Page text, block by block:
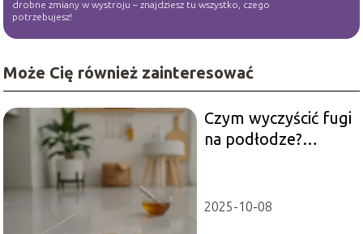
drobne zmiany w wystroju – znajdziesz tu wszystko, czego
potrzebujesz!
Może Cię również zainteresować
Czym wyczyścić fugi
na podłodze?
2025-10-08